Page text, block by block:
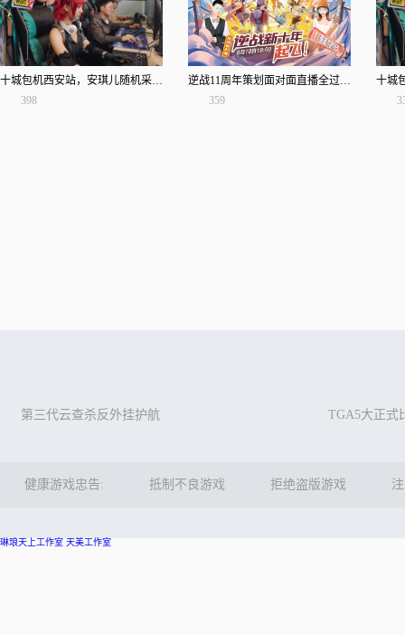
十城包机西安站，安琪儿随机采访！不会有人不会唱逆战吧？
398
逆战11周年策划面对面直播全过程（下），你想知道的都在这里了！
359
第三代云查杀反外挂护航 TGA5大正式
健康游戏忠告: 抵制不良游戏 拒绝盗版游戏
琳琅天上工作室 天美工作室